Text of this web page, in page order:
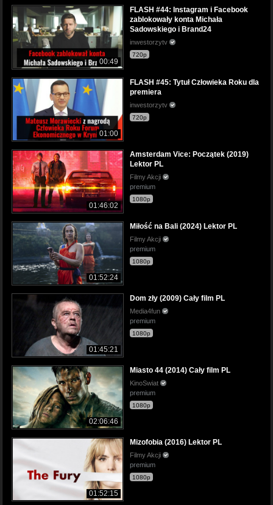
00:49
FLASH #44: Instagram i Facebook
zablokowały konta Michała
Sadowskiego i Brand24
inwestorzytv
720p
01:00
FLASH #45: Tytuł Człowieka Roku dla
premiera
inwestorzytv
720p
01:46:02
Amsterdam Vice: Początek (2019)
Lektor PL
Filmy Akcji
premium
1080p
01:52:24
Miłość na Bali (2024) Lektor PL
Filmy Akcji
premium
1080p
01:45:21
Dom zły (2009) Cały film PL
Media4fun
premium
1080p
02:06:46
Miasto 44 (2014) Cały film PL
KinoSwiat
premium
1080p
01:52:15
Mizofobia (2016) Lektor PL
Filmy Akcji
premium
1080p